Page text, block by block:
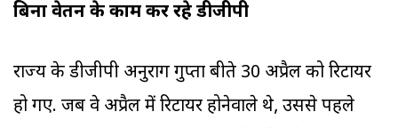
बिना वेतन के काम कर रहे डीजीपी
राज्य के डीजीपी अनुराग गुप्ता बीते 30 अप्रैल को रिटायर
हो गए. जब वे अप्रैल में रिटायर होनेवाले थे, उससे पहले